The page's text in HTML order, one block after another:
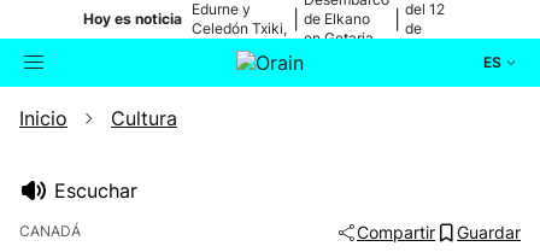
Hoy es noticia
Edurne y
Celedón Txiki,
en directo
de Elkano
en Getaria
del 12
de
ES
Buscador
Inicio Cultura
Escuchar
CANADÁ Compartir Guardar